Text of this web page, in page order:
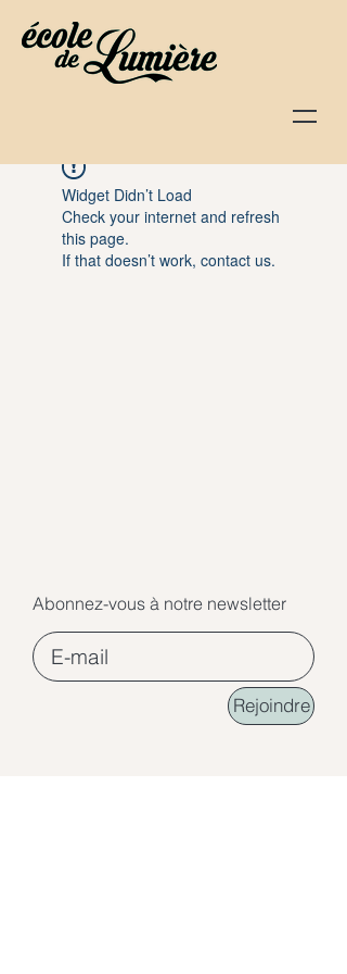
Widget Didn’t Load
Check your internet and refresh
this page.
If that doesn’t work, contact us.
Abonnez-vous à notre newsletter
Rejoindre